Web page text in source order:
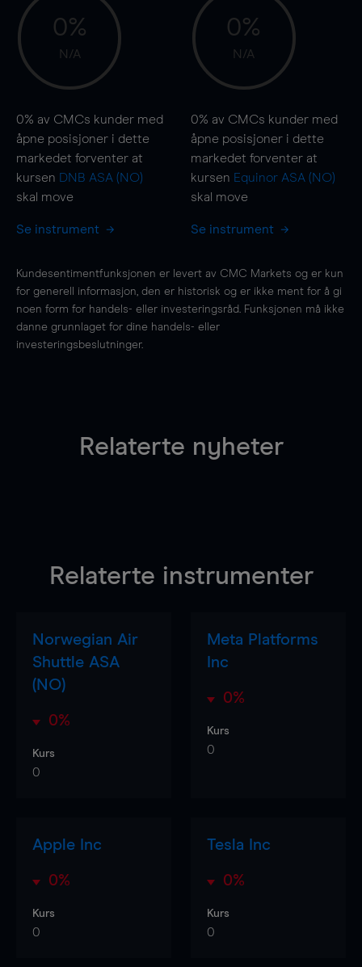
0%
N/A
0% av CMCs kunder med
åpne posisjoner i dette
markedet forventer at
kursen DNB ASA (NO)
skal move
Se instrument
0%
N/A
0% av CMCs kunder med
åpne posisjoner i dette
markedet forventer at
kursen Equinor ASA (NO)
skal move
Se instrument
Kundesentimentfunksjonen er levert av CMC Markets og er kun
for generell informasjon, den er historisk og er ikke ment for å gi
noen form for handels- eller investeringsråd. Funksjonen må ikke
danne grunnlaget for dine handels- eller
investeringsbeslutninger.
Relaterte nyheter
Relaterte instrumenter
Norwegian Air
Shuttle ASA
(NO)
0%
Kurs
0
Meta Platforms
Inc
0%
Kurs
0
Apple Inc
0%
Kurs
0
Tesla Inc
0%
Kurs
0